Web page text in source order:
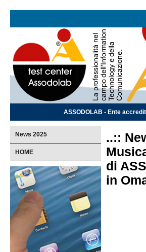
ASSODOLAB - Ente
News 2025
HOME
..::
di
in